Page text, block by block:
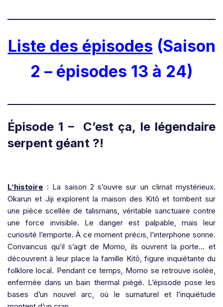
Liste des épisodes (Saison
2 – épisodes 13 à 24)
Épisode 1 – C’est ça, le légendaire
serpent géant ?!
L’histoire : La saison 2 s’ouvre sur un climat mystérieux.
Okarun et Jiji explorent la maison des Kitō et tombent sur
une pièce scellée de talismans, véritable sanctuaire contre
une force invisible. Le danger est palpable, mais leur
curiosité l’emporte. À ce moment précis, l’interphone sonne.
Convaincus qu’il s’agit de Momo, ils ouvrent la porte… et
découvrent à leur place la famille Kitō, figure inquiétante du
folklore local. Pendant ce temps, Momo se retrouve isolée,
enfermée dans un bain thermal piégé. L’épisode pose les
bases d’un nouvel arc, où le surnaturel et l’inquiétude